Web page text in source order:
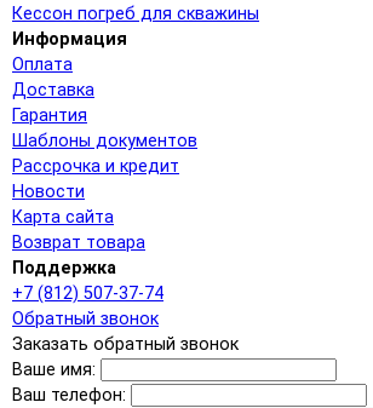
Кессон погреб для скважины
Информация
Оплата
Доставка
Гарантия
Шаблоны документов
Рассрочка и кредит
Новости
Карта сайта
Возврат товара
Поддержка
+7 (812) 507-37-74
Обратный звонок
Заказать обратный звонок
Ваше имя:
Ваш телефон: